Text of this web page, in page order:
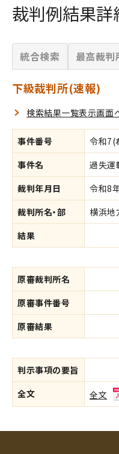
裁判例結果詳
統合検索 最高裁判
下級裁判所(速報)
検索結果一覧表示画面
事件番号
令和7(
事件名
過失運
裁判年月日
令和8
裁判所名・部
横浜地
結果
原審裁判所名
原審事件番号
原審結果
判示事項の要旨
全文
全文